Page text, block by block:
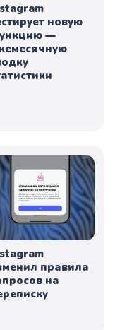
новую
—
правила
на